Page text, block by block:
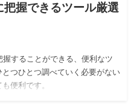
握できるツール厳選
することができる、便利なツ
つひとつ調べていく必要がない
便利です。